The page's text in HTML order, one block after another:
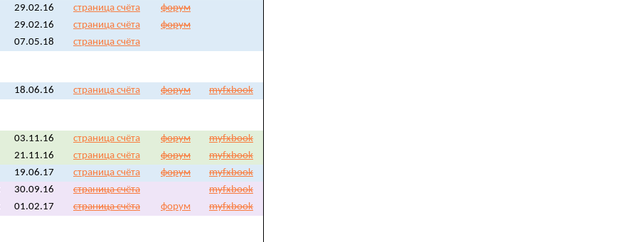
29.02.16 страница счёта
форум
29.02.16 страница счёта
форум
07.05.18 страница счёта
18.06.16 страница счёта форум myfxbook
03.11.16 страница счёта форум
myfxbook
21.11.16 страница счёта форум
myfxbook
19.06.17 страница счёта форум
myfxbook
30.09.16 страница счёта
myfxbook
01.02.17 страница счёта форум myfxbook